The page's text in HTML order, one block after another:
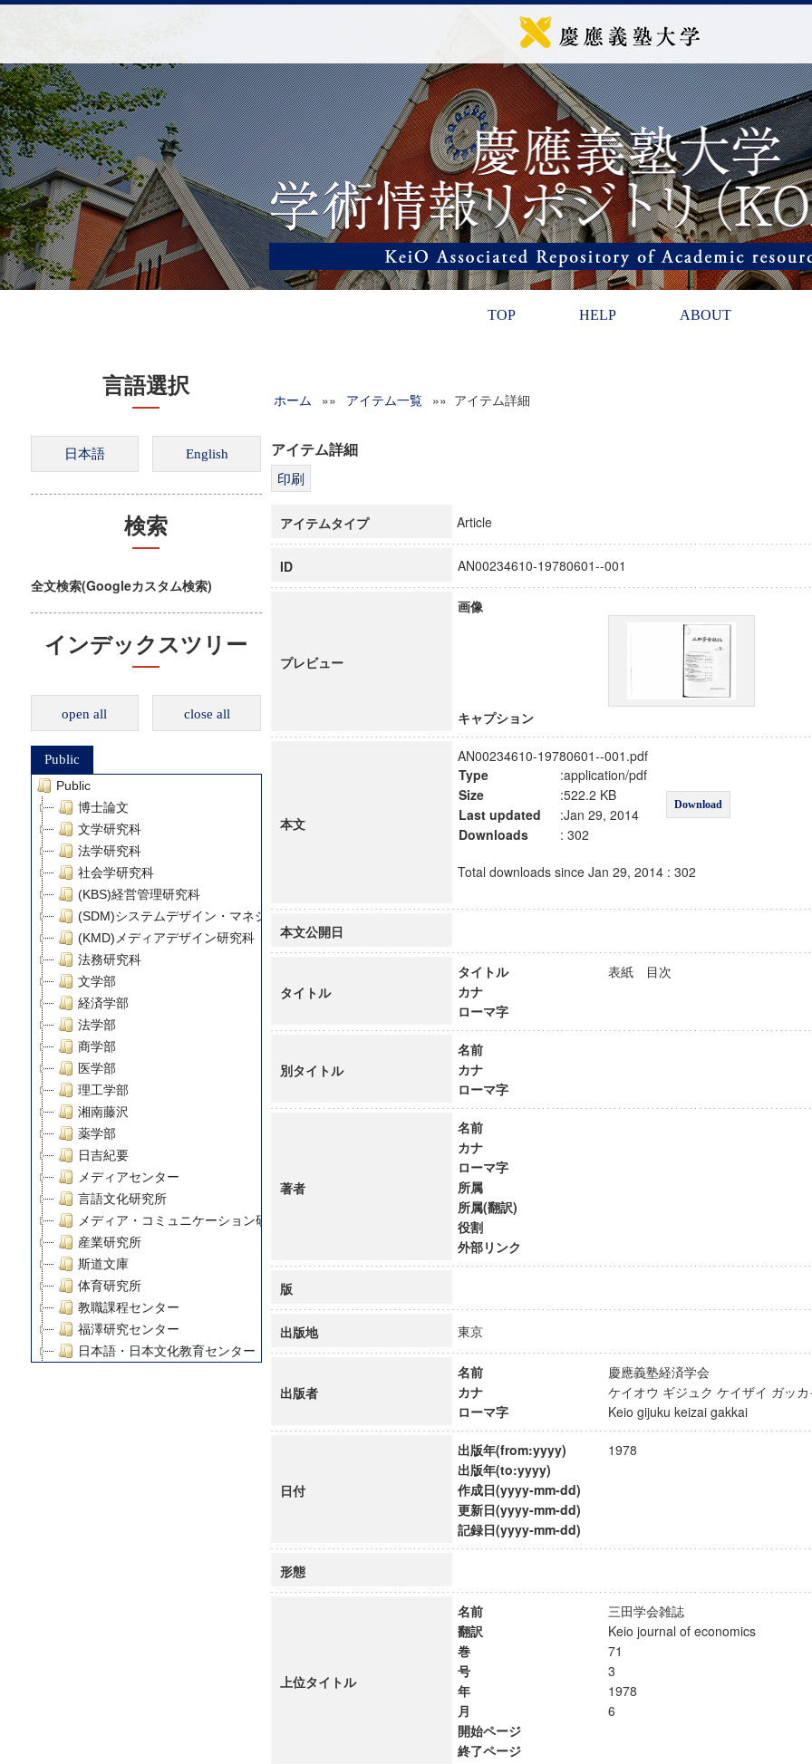
TOP HELP ABOUT
言語選択
検索
全文検索(Googleカスタム検索)
インデックスツリー
open all close all
Public
Public
博士論文
文学研究科
法学研究科
社会学研究科
(KBS)経営管理研究科
(SDM)システムデザイン・マネジメント研究科
(KMD)メディアデザイン研究科
法務研究科
文学部
経済学部
法学部
商学部
医学部
理工学部
湘南藤沢
薬学部
日吉紀要
メディアセンター
言語文化研究所
メディア・コミュニケーション研究所
産業研究所
斯道文庫
体育研究所
教職課程センター
福澤研究センター
日本語・日本文化教育センター
慶應義塾大学グローバルCOEプログラム市民社会ガバナンス教育研究センター
慶應義塾大学グローバルCOEプログラム論理と感性の先端的教育研究拠点
博士課程教育リーディングプログラム「超成熟社会発展のサイエンス」
ホーム »» アイテム一覧 »» アイテム詳細
アイテム詳細
アイテムタイプ Article
ID AN00234610-19780601--001
プレビュー
画像
キャプション
本文
AN00234610-19780601--001.pdf
Type
:application/pdf
Download
Size
:522.2 KB
Last updated
:Jan 29, 2014
Downloads
: 302
Total downloads since Jan 29, 2014 : 302
本文公開日
タイトル
タイトル
表紙 目次
カナ
ローマ字
別タイトル
名前
カナ
ローマ字
著者
名前
カナ
ローマ字
所属
所属(翻訳)
役割
外部リンク
版
出版地 東京
出版者
名前
慶應義塾経済学会
カナ
ケイオウ ギジュク ケイザイ ガ
ローマ字
Keio gijuku keizai gakkai
日付
出版年(from:yyyy)
1978
出版年(to:yyyy)
作成日(yyyy-mm-dd)
更新日(yyyy-mm-dd)
記録日(yyyy-mm-dd)
形態
上位タイトル
名前
三田学会雑誌
翻訳
Keio journal of economics
巻
71
号
3
年
1978
月
6
開始ページ
終了ページ